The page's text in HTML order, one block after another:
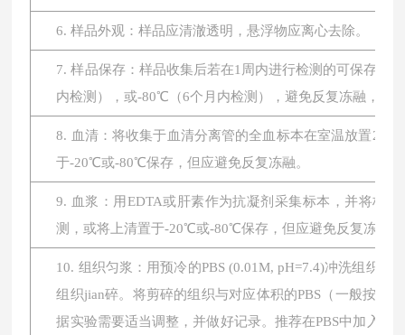
6. 样品外观：样品应清澈透明，悬浮物应离心去除。
7. 样品保存：样品收集后若在1周内进行检测的可保存
内检测），或-80℃（6个月内检测），避免反复冻融，标
8. 血清：将收集于血清分离管的全血标本在室温放置2小
于-20℃或-80℃保存，但应避免反复冻融。
9. 血浆：用EDTA或肝素作为抗凝剂采集标本，并将标
测，或将上清置于-20℃或-80℃保存，但应避免反复冻融。
10. 组织匀浆：用预冷的PBS (0.01M, pH=7.4)冲洗组织
组织jian碎。将剪碎的组织与对应体积的PBS（一般按
据实验需要适当调整，并做好记录。推荐在PBS中加入